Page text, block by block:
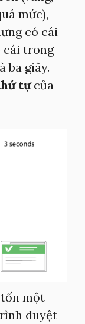
mức),
có cái
cái trong
ba giây.
tựcủa
một
duyệt